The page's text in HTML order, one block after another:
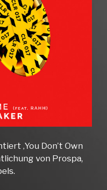
‚You Don’t Own
von Prospa,